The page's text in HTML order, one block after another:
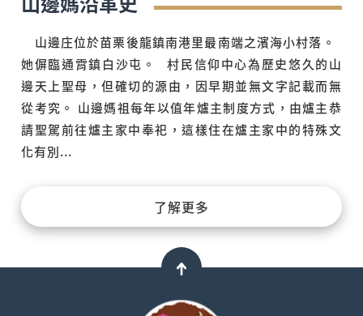
山邊庄位於苗栗後龍鎮南港里最南端之濱海小村落。
她偋臨通霄鎮白沙屯。 村民信仰中心為歷史悠久的山
邊天上聖母，但確切的源由，因早期並無文字記載而無
從考究。 山邊媽祖每年以值年爐主制度方式，由爐主恭
請聖駕前往爐主家中奉祀，這樣住在爐主家中的特殊文
化有別...
了解更多